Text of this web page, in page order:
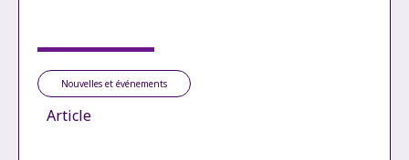
Nouvelles et événements
Article